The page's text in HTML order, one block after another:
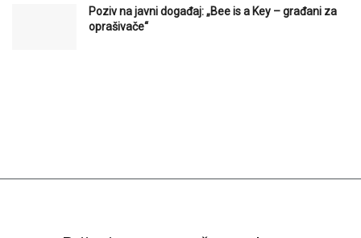
Poziv na javni događaj: „Bee is a Key – građani za
oprašivače“